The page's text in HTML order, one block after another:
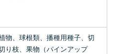
物、球根類、播種用種子、切
り枝、果物（パインアップ